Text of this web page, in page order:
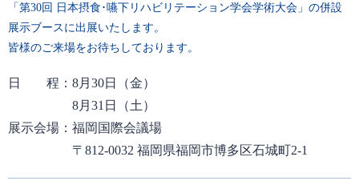
「第30回 日本摂食･嚥下リハビリテーション学会学術大会」の併設
展示ブースに出展いたします。
皆様のご来場をお待ちしております。
日 程： 8月30日（金）
8月31日（土）
展示会場： 福岡国際会議場
〒812-0032 福岡県福岡市博多区石城町2-1